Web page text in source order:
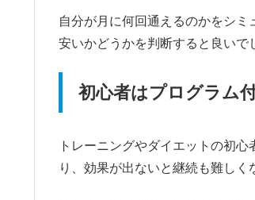
自分が月に何回通えるのかをシ
安いかどうかを判断すると良いで
初心者はプログラム
トレーニングやダイエットの初
り、効果が出ないと継続も難しく